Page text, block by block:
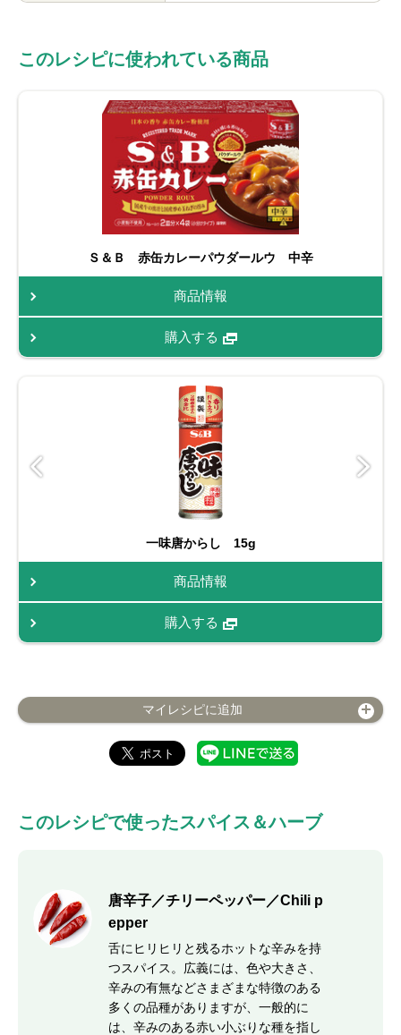
このレシピに使われている商品
Ｓ＆Ｂ 赤缶カレーパウダールウ 中辛
商品情報
購入する
一味唐からし 15g
商品情報
購入する
マイレシピに追加
このレシピで使ったスパイス＆ハーブ
唐辛子／チリーペッパー／Chili p
epper
舌にヒリヒリと残るホットな辛みを持
つスパイス。広義には、色や大きさ、
辛みの有無などさまざまな特徴のある
多くの品種がありますが、一般的に
は、辛みのある赤い小ぶりな種を指し